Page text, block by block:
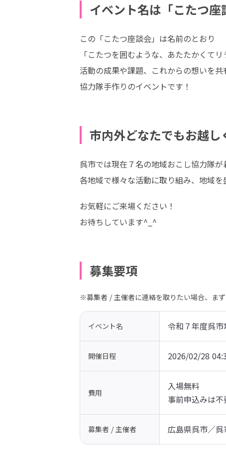
イベント名は「こたつ座
この「こたつ座談会」は名前のとおり
「こたつを囲むような、あたたかくて
活動の成果や課題、これからの想いを共
協力隊手作りのイベントです！
市内外どなたでもお越し
呉市では現在７名の地域おこし協力隊が
各地域で様々な活動に取り組み、地域を
お気軽にご来場ください！
お待ちしています^_^
募集要項
※募集者 / 主催者に連絡を取りたい場合、ま
イベント名 令和７年度呉市
開催日程 2026/02/28
費用
入場無料
事前申込みは不
募集者 / 主催者 広島県呉市／